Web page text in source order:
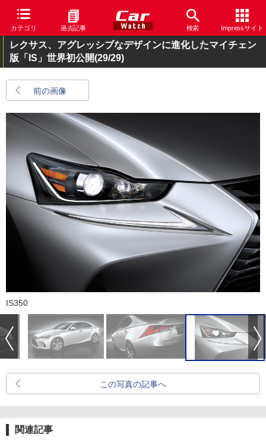
カテゴリ 過去記事 検索 Impressサイト
レクサス、アグレッシブなデザインに進化したマイチェン
版「IS」世界初公開(29/29)
前の画像
IS350
この写真の記事へ
関連記事